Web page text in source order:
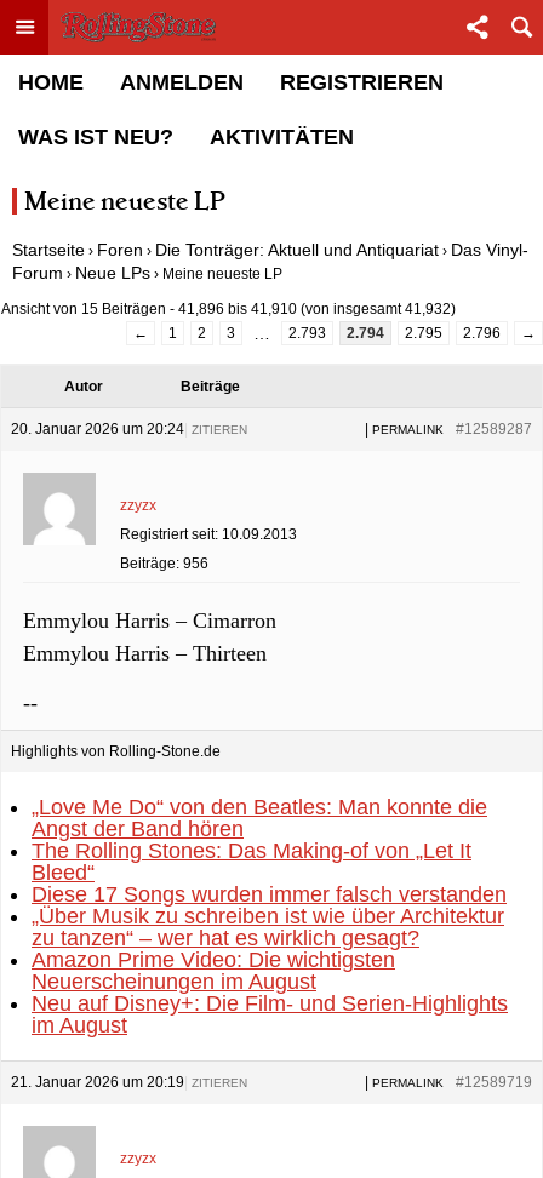
Toggle menu
Rolling Stone Forum
HOME ANMELDEN REGISTRIEREN
WAS IST NEU? AKTIVITÄTEN
Meine neueste LP
Startseite › Foren › Die Tonträger: Aktuell und Antiquariat › Das Vinyl-
Forum › Neue LPs › Meine neueste LP
Ansicht von 15 Beiträgen - 41,896 bis 41,910 (von insgesamt 41,932)
←
1 2 3 2.793 2.794 2.795 2.796 →
Autor Beiträge
20. Januar 2026 um 20:24 #12589287
PERMALINK
ZITIEREN
zzyzx
Registriert seit: 10.09.2013
Beiträge: 956
Emmylou Harris – Cimarron
Emmylou Harris – Thirteen
--
Highlights von Rolling-Stone.de
„Love Me Do“ von den Beatles: Man konnte die
Angst der Band hören
The Rolling Stones: Das Making-of von „Let It
Bleed“
Diese 17 Songs wurden immer falsch verstanden
„Über Musik zu schreiben ist wie über Architektur
zu tanzen“ – wer hat es wirklich gesagt?
Amazon Prime Video: Die wichtigsten
Neuerscheinungen im August
Neu auf Disney+: Die Film- und Serien-Highlights
im August
21. Januar 2026 um 20:19 #12589719
PERMALINK
ZITIEREN
zzyzx